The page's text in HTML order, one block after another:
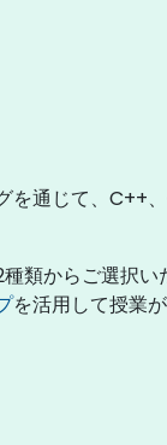
通じて、C++
類からご選択
を活用して授業